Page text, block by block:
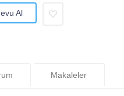
Al
Makaleler